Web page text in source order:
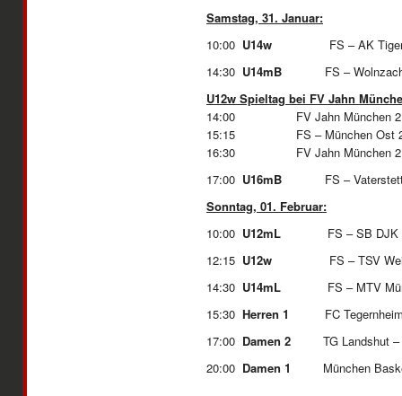
Samstag, 31. Januar:
10:00 U14w
FS – AK
14:30 U14mB FS –
U12w Spieltag bei FV Jahn
14:00 FV Jahn München 2
15:15 FS – München Ost
16:30 FV Jahn München 2 –
17:00 U16mB FS –
Sonntag, 01. Februar:
10:00 U12mL FS – SB DJK
12:15 U12w FS –
14:30 U14mL FS – MTV
15:30 Herren 1
FC Tegernheim
17:00 Damen 2 TG Landshut –
20:00 Damen 1 München